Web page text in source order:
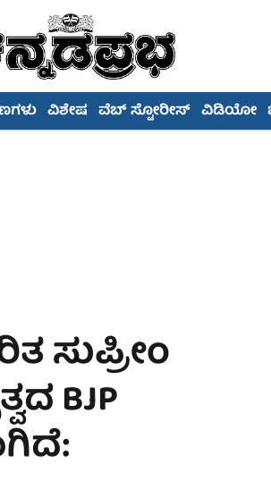
ವಿಶೇಷ ವೆಬ್ ಸ್ಟೋರೀಸ್ ವಿಡಿಯೋ
ಸುಪ್ರೀಂ
BJP